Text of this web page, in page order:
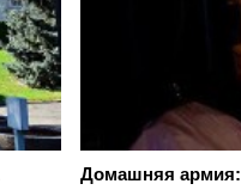
Домашняя